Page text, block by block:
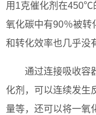
用1克催化剂在450℃
氧化碳中有90％被转
和转化效率也几乎没
通过连接吸收容
化剂，可以连续发生
量等，还可以将一氧